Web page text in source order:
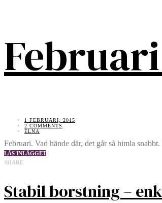
1 FEBRUARI, 2015
2 COMMENTS
ELNA
Februari. Vad hände där, det går så himla
LÄS INLÄGGET
SHARE
Stabil borstning –